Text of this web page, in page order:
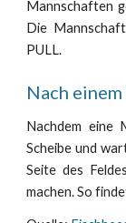
Mannschaften
Die
PULL.
Nach
Nachdem eine
Scheibe und
Seite des
machen. So